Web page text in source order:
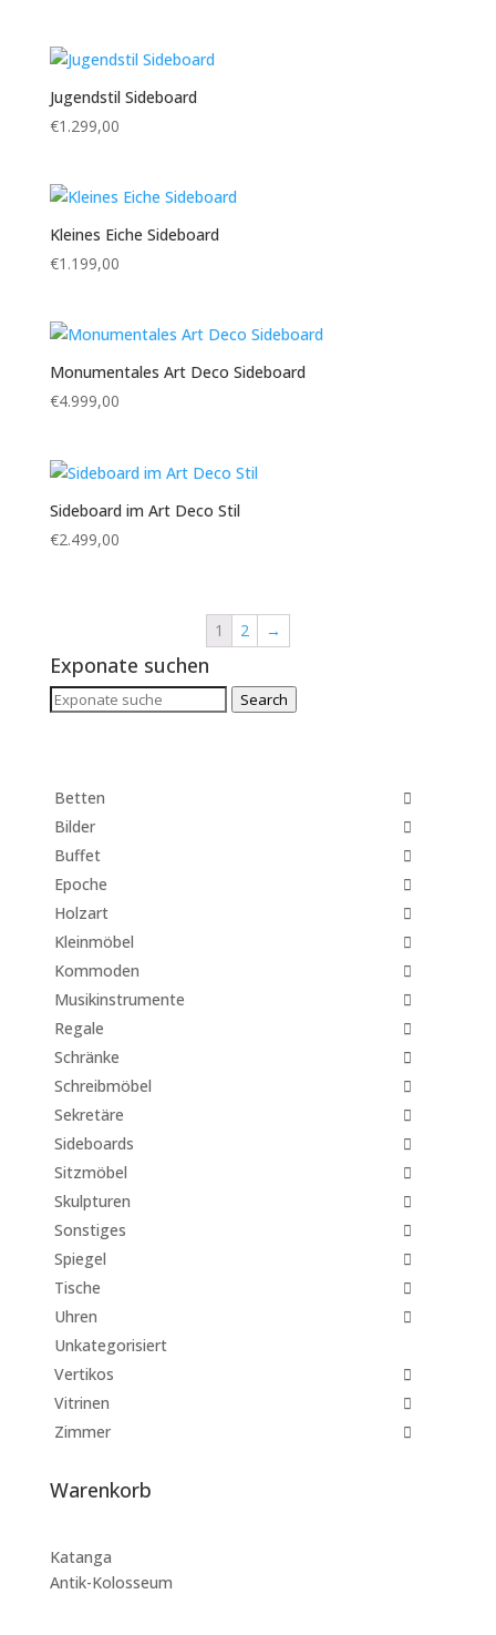
Jugendstil Sideboard
€1.299,00
Kleines Eiche Sideboard
€1.199,00
Monumentales Art Deco Sideboard
€4.999,00
Sideboard im Art Deco Stil
€2.499,00
1 2 →
Exponate suchen
Search
Search
Betten
Bilder
Buffet
Epoche
Holzart
Kleinmöbel
Kommoden
Musikinstrumente
Regale
Schränke
Schreibmöbel
Sekretäre
Sideboards
Sitzmöbel
Skulpturen
Sonstiges
Spiegel
Tische
Uhren
Unkategorisiert
Vertikos
Vitrinen
Zimmer
Warenkorb
Katanga
Antik-Kolosseum